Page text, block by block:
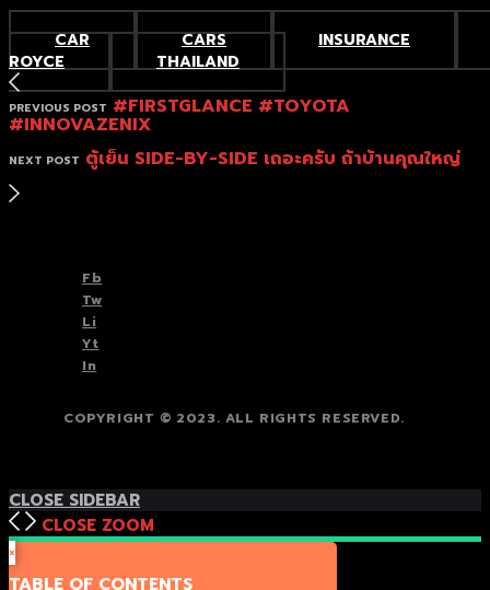
CAR CARS
INSURANCE
ROYCE
THAILAND
PREVIOUS POST #FIRSTGLANCE #TOYOTA
#INNOVAZENIX
NEXT POST ตู้เย็น SIDE-BY-SIDE เถอะครับ ถ้าบ้านคุณใหญ่
Fb
Tw
Li
Yt
In
COPYRIGHT © 2023. ALL RIGHTS RESERVED.
CLOSE SIDEBAR
CLOSE ZOOM
×
TABLE OF CONTENTS